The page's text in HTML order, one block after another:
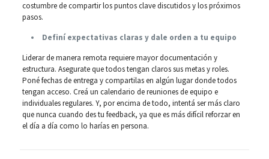
costumbre de compartir los puntos clave discutidos y los próximos
pasos.
Definí expectativas claras y dale orden a tu equipo
Liderar de manera remota requiere mayor documentación y
estructura. Asegurate que todos tengan claros sus metas y roles.
Poné fechas de entrega y compartilas en algún lugar donde todos
tengan acceso. Creá un calendario de reuniones de equipo e
individuales regulares. Y, por encima de todo, intentá ser más claro
que nunca cuando des tu feedback, ya que es más difícil reforzar en
el día a día como lo harías en persona.